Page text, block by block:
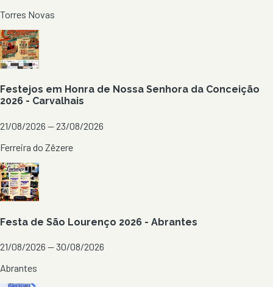
Torres Novas
Festejos em Honra de Nossa Senhora da Conceição
2026 - Carvalhais
21/08/2026 — 23/08/2026
Ferreira do Zêzere
Festa de São Lourenço 2026 - Abrantes
21/08/2026 — 30/08/2026
Abrantes